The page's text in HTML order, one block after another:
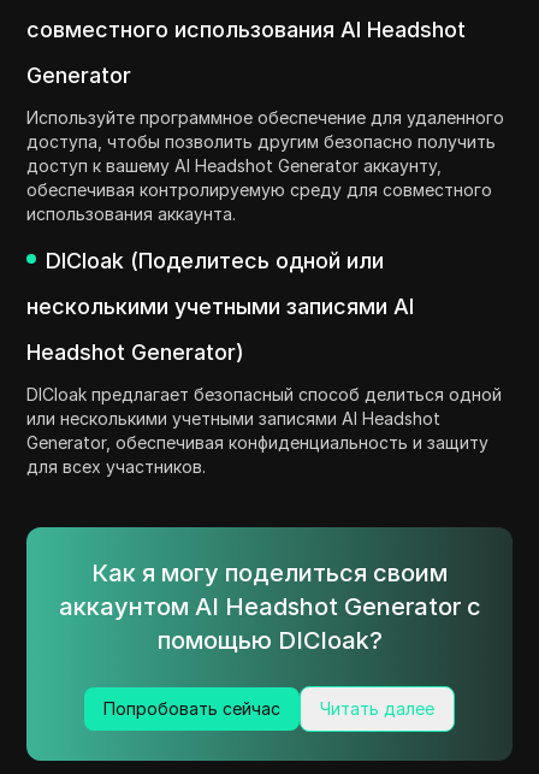
совместного использования AI Headshot
Generator
Используйте программное обеспечение для удаленного
доступа, чтобы позволить другим безопасно получить
доступ к вашему AI Headshot Generator аккаунту,
обеспечивая контролируемую среду для совместного
использования аккаунта.
DICloak (Поделитесь одной или
несколькими учетными записями AI
Headshot Generator)
DICloak предлагает безопасный способ делиться одной
или несколькими учетными записями AI Headshot
Generator, обеспечивая конфиденциальность и защиту
для всех участников.
Как я могу поделиться своим
аккаунтом AI Headshot Generator с
помощью DICloak?
Попробовать сейчас Читать далее